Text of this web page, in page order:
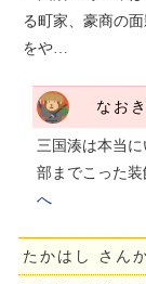
る町家、豪商の
をや…
なお
三国湊は本当
部までこった
へ
たかはし さん